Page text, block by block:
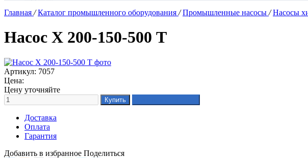
Главная / Каталог промышленного оборудования / Промышленные насосы / Насосы
Насос Х 200-150-500 Т
Артикул: 7057
Цена:
Цену уточняйте
Доставка
Оплата
Гарантия
Добавить в избранное Поделиться